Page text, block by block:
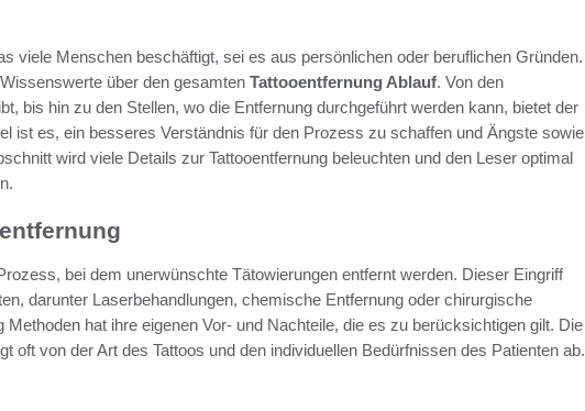
viele Menschen beschäftigt, sei es aus persönlichen oder beruflichen Gründen.
über den gesamten Tattooentfernung Ablauf. Von den
bis hin zu den Stellen, wo die Entfernung durchgeführt werden kann, bietet der
ist es, ein besseres Verständnis für den Prozess zu schaffen und Ängste sowie
wird viele Details zur Tattooentfernung beleuchten und den Leser optimal
bei dem unerwünschte Tätowierungen entfernt werden. Dieser Eingriff
darunter Laserbehandlungen, chemische Entfernung oder chirurgische
Methoden hat ihre eigenen Vor- und Nachteile, die es zu berücksichtigen gilt. Die
oft von der Art des Tattoos und den individuellen Bedürfnissen des Patienten ab.